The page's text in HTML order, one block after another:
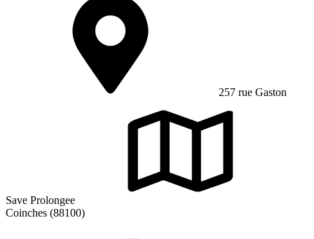
257 rue Gaston
Save Prolongee
Coinches (88100)